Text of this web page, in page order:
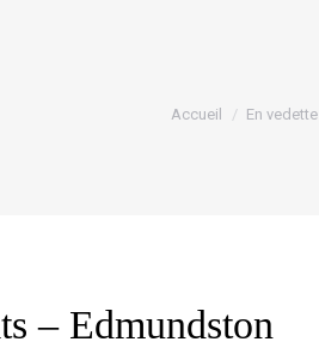
Vous êtes ici :
Accueil En vedette
– Edmundston